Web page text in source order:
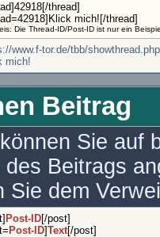
thread]
mich![/thread]
Die Thread-ID/Post-ID ist nur ein
www.f-tor.de/tbb/
mich!
Beitrag
Sie auf
Beitrags
Sie dem
Post-ID[/post]
Post-ID]Text[/post]